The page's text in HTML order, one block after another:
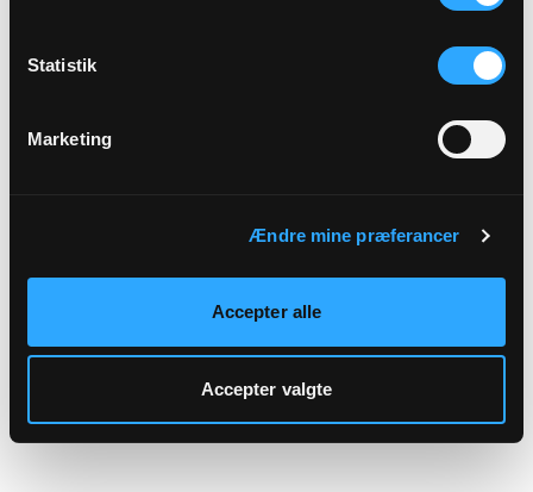
Statistik
Marketing
Ændre mine præferancer
Accepter alle
Accepter valgte